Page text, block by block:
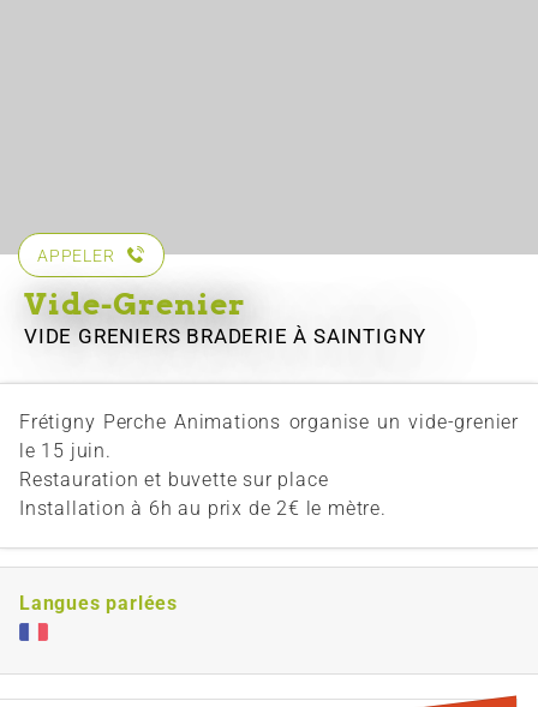
APPELER
Vide-Grenier
VIDE GRENIERS BRADERIEÀ SAINTIGNY
Frétigny Perche Animations organise un vide-grenier
le 15 juin.
Restauration et buvette sur place
Installation à 6h au prix de 2€ le mètre.
Langues parlées